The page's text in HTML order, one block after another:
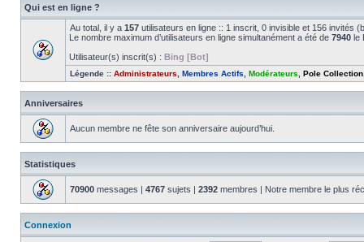
Qui est en ligne ?
Au total, il y a 157 utilisateurs en ligne :: 1 inscrit, 0 invisible et 156 invités
Le nombre maximum d’utilisateurs en ligne simultanément a été de 7940 le
Utilisateur(s) inscrit(s) : Bing [Bot]
Légende :: Administrateurs Membres Actifs Modérateurs Pole Collection
Anniversaires
Aucun membre ne fête son anniversaire aujourd’hui.
Statistiques
70900 messages | 4767 sujets | 2392 membres | Notre membre le plus
Connexion